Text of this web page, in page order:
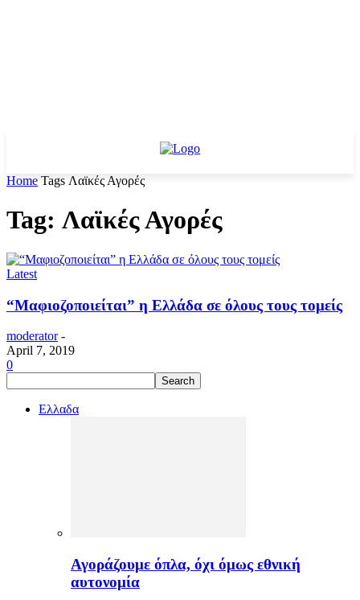
Home Tags Λαϊκές Αγορές
Tag: Λαϊκές Αγορές
Latest
“Μαφιοζοποιείται” η Ελλάδα σε όλους τους τομείς
moderator -
April 7, 2019
0
Ελλαδα
Αγοράζουμε όπλα, όχι όμως εθνική
αυτονομία